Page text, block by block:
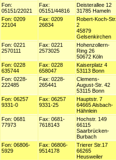
Fon:
05151/22021
Fax:
05151/44816
Deisterallee 12
31785 Hameln
Fon: 0209
22104
Fax: 0209
26834
Robert-Koch-Str.
2
45879
Gelsenkirchen
Fon: 0221
2570111
Fax: 0221
2573025
Hohenzollern-
Ring 26
50672 Köln
Fon: 0228
635744
Fax: 0228
658047
Kaiserplatz 4
53113 Bonn
Fon: 0228-
222485
Fax: 0228-
265441
Clemens-
August-Str. 42
53115 Bonn
Fon: 06257
9331-0
Fax: 06257
9331-25
Hauptstr. 7
64665 Alsbach-
Hähnlein
Fon: 0681
77973
Fax: 0681-
7618143
Hochstr. 149
66115
Saarbrücken-
Burbach
Fon: 06806-
5929
Fax: 06806-
9514178
Trierer Str.17
66265
Heusweiler